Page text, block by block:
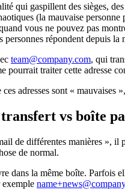
qui gaspillent des sièges,
(la mauvaise
vous ne pouvez pas
répondent depuis la
team@company.com, qui
pourrait traiter cette adresse
adresses sont «
vs boîte
de différentes manières », il
de normal.
dans la même boîte. Parfois
exemple